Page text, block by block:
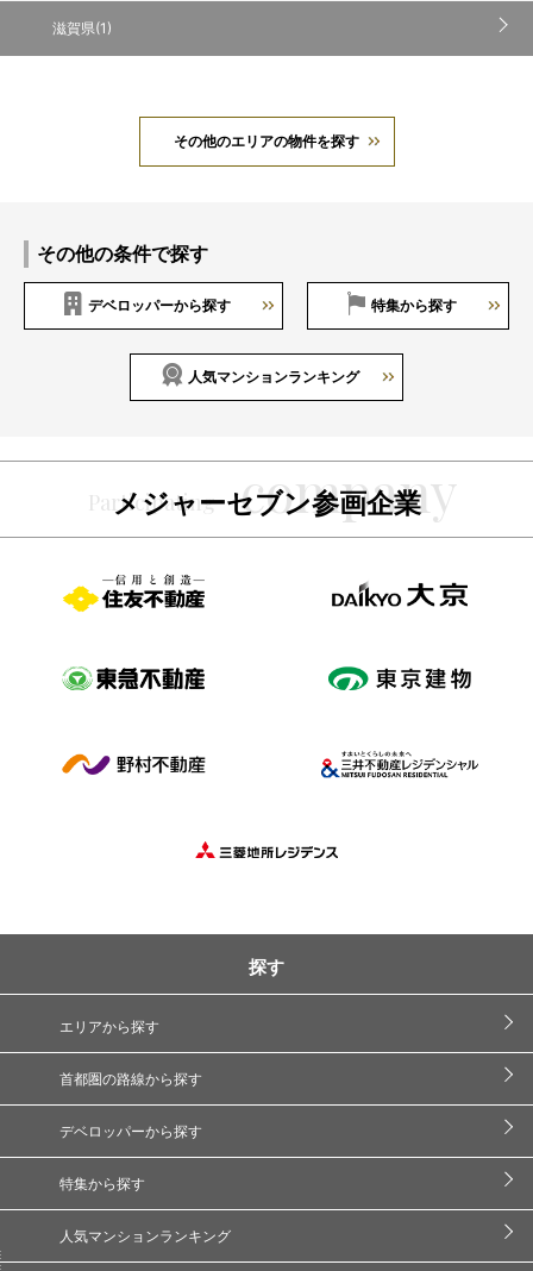
滋賀県(1)
その他のエリアの物件を探す
その他の条件で探す
デベロッパーから探す 特集から探す
人気マンションランキング
メジャーセブン参画企業
探す
エリアから探す
首都圏の路線から探す
デベロッパーから探す
特集から探す
人気マンションランキング